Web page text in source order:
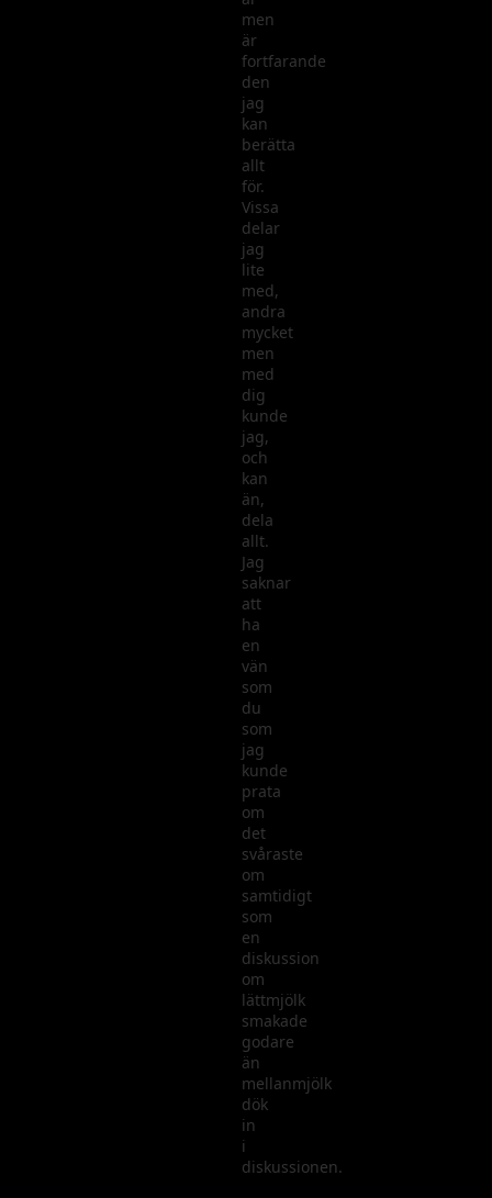
men
är
fortfarande
den
jag
kan
berätta
allt
för.
Vissa
delar
jag
lite
med,
andra
mycket
men
med
dig
kunde
jag,
och
kan
än,
dela
allt.
Jag
saknar
att
ha
en
vän
som
du
som
jag
kunde
prata
om
det
svåraste
om
samtidigt
som
en
diskussion
om
lättmjölk
smakade
godare
än
mellanmjölk
dök
in
i
diskussionen.